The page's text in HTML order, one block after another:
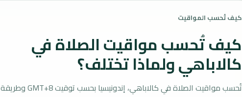
كيف تُحسب المواقيت
كيف تُحسب مواقيت الصلاة في
كالاباهي ولماذا تختلف؟
تُحسب مواقيت الصلاة في كالاباهي، إندونيسيا بحسب توقيت GMT+8 وطريقة